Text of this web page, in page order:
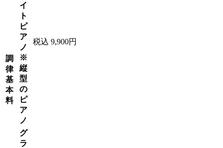
調
律
基
本
料
イ
ト
ピ
ア
ノ
※
縦
型
の
ピ
ア
ノ
税込 9,900円
グ
ラ